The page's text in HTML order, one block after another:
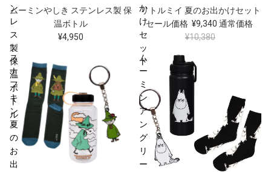
ン
レ
ス
製
保
温
ボ
ト
ル
ムーミンやしき ステンレス製 保
温ボトル
¥4,950
か
け
セ
ッ
ト
セール
リトルミイ 夏のお出かけセット
セール価格 ¥9,340 通常価格
¥10,380
ス
ナ
フ
キ
ン
夏
の
お
出
ム
ー
ミ
ン
ア
ン
グ
リ
ー